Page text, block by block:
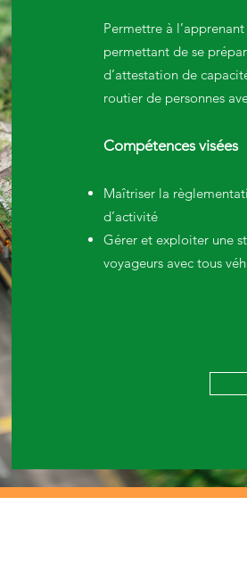
Permettre à
permettant de se
d’attestation de
routier de personnes
Compétences visées
Maîtriser la
d’activité
Gérer et exploiter une
voyageurs avec tous